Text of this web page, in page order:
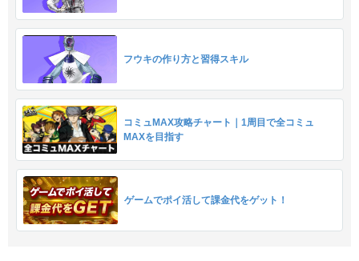
フウキの作り方と習得スキル
コミュMAX攻略チャート｜1周目で全コミュ
MAXを目指す
ゲームでポイ活して課金代をゲット！